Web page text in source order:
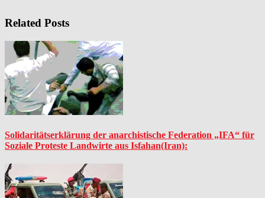
Related Posts
Solidaritätserklärung der anarchistische Federation „IFA“ für
Soziale Proteste Landwirte aus Isfahan(Iran):